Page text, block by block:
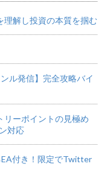
理解し投資の本質を掴む
ル発信】完全攻略バイ
リーポイントの見極め
対応
付き！限定でTwitter